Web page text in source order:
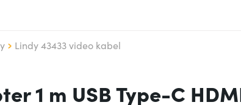
Lindy 43433 video kabel
1 m USB Type-C